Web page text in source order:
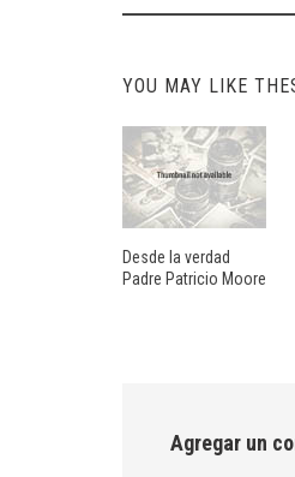
YOU MAY LIKE
Desde la verdad
Padre Patricio Moore
Agregar un